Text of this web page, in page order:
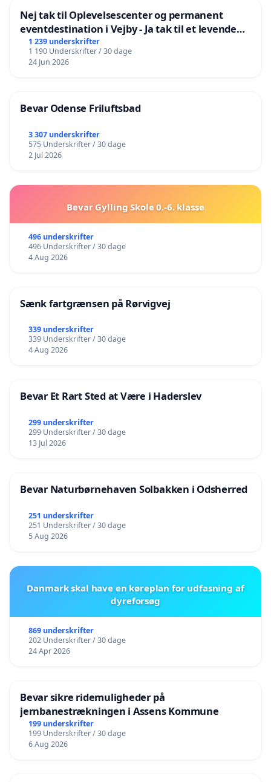
Nej tak til Oplevelsescenter og permanent
eventdestination i Vejby - Ja tak til et levende
lokalområde i balance
1 239 underskrifter
1 190 Underskrifter / 30 dage
24 Jun 2026
Bevar Odense Friluftsbad
3 307 underskrifter
575 Underskrifter / 30 dage
2 Jul 2026
Bevar Gylling Skole 0.-6. klasse
496 underskrifter
496 Underskrifter / 30 dage
4 Aug 2026
Sænk fartgrænsen på Rørvigvej
339 underskrifter
339 Underskrifter / 30 dage
4 Aug 2026
Bevar Et Rart Sted at Være i Haderslev
299 underskrifter
299 Underskrifter / 30 dage
13 Jul 2026
Bevar Naturbørnehaven Solbakken i Odsherred
251 underskrifter
251 Underskrifter / 30 dage
5 Aug 2026
Danmark skal have en køreplan for udfasning af
dyreforsøg
869 underskrifter
202 Underskrifter / 30 dage
24 Apr 2026
Bevar sikre ridemuligheder på
jernbanestrækningen i Assens Kommune
199 underskrifter
199 Underskrifter / 30 dage
6 Aug 2026